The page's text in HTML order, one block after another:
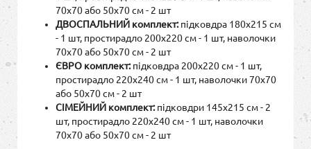
70х70 або 50х70 см - 2 шт
ДВОСПАЛЬНИЙ комплект:підковдра 180х215 см
- 1 шт, простирадло 200х220 см - 1 шт, наволочки
70х70 або 50х70 см - 2 шт
ЄВРО комплект:підковдра 200х220 см - 1 шт,
простирадло 220х240 см - 1 шт, наволочки 70х70
або 50х70 см - 2 шт
СІМЕЙНИЙ комплект:підковдри 145х215 см - 2
шт, простирадло 220х240 см - 1 шт, наволочки
70х70 або 50х70 см - 2 шт